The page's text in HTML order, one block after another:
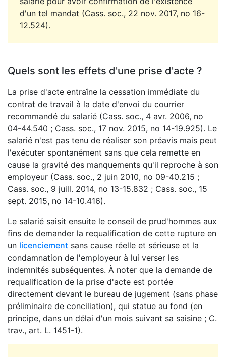
d'un tel mandat (Cass. soc., 22 nov. 2017, no 16-
12.524).
Quels sont les effets d'une prise d'acte ?
La prise d'acte entraîne la cessation immédiate du
contrat de travail à la date d'envoi du courrier
recommandé du salarié (Cass. soc., 4 avr. 2006, no
04-44.540 ; Cass. soc., 17 nov. 2015, no 14-19.925). Le
salarié n'est pas tenu de réaliser son préavis mais peut
l'exécuter spontanément sans que cela remette en
cause la gravité des manquements qu'il reproche à son
employeur (Cass. soc., 2 juin 2010, no 09-40.215 ;
Cass. soc., 9 juill. 2014, no 13-15.832 ; Cass. soc., 15
sept. 2015, no 14-10.416).
Le salarié saisit ensuite le conseil de prud'hommes aux
fins de demander la requalification de cette rupture en
un licenciement sans cause réelle et sérieuse et la
condamnation de l'employeur à lui verser les
indemnités subséquentes. À noter que la demande de
requalification de la prise d'acte est portée
directement devant le bureau de jugement (sans phase
préliminaire de conciliation), qui statue au fond (en
principe, dans un délai d'un mois suivant sa saisine ; C.
trav., art. L. 1451-1).